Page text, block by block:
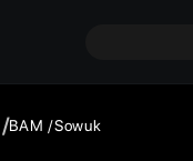
BAM Sowuk